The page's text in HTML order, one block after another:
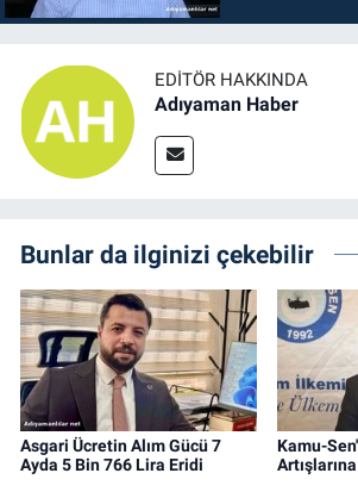
EDITÖR HAKKINDA
Adıyaman Haber
Bunlar da ilginizi çekebilir
Asgari Ücretin Alım Gücü 7
Ayda 5 Bin 766 Lira Eridi
Kamu-